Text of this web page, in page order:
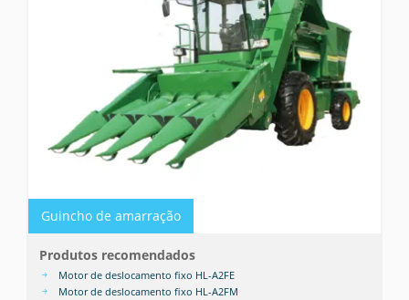
Guincho de amarração
Produtos recomendados
Motor de deslocamento fixo HL-A2FE
Motor de deslocamento fixo HL-A2FM